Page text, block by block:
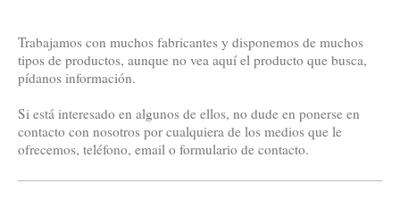
Trabajamos con muchos fabricantes y disponemos de muchos
tipos de productos, aunque no vea aquí el producto que busca,
pídanos información.
Si está interesado en algunos de ellos, no dude en ponerse en
contacto con nosotros por cualquiera de los medios que le
ofrecemos, teléfono, email o formulario de contacto.